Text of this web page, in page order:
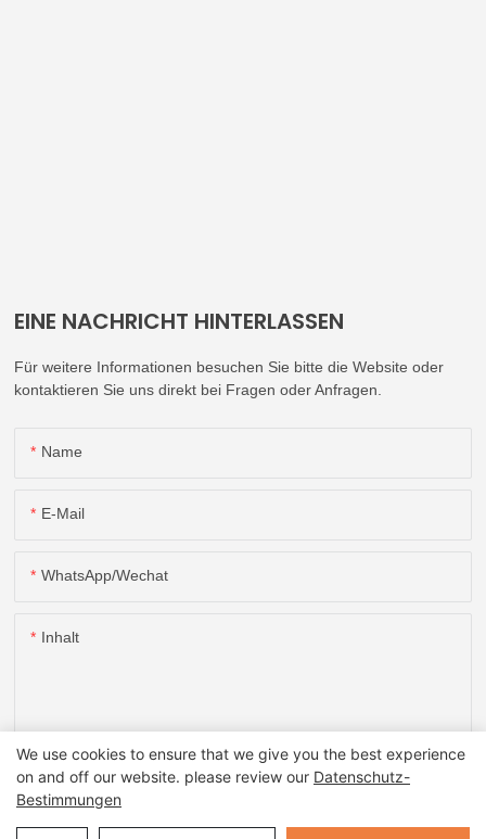
EINE NACHRICHT HINTERLASSEN
Für weitere Informationen besuchen Sie bitte die Website oder
kontaktieren Sie uns direkt bei Fragen oder Anfragen.
Name
E-Mail
WhatsApp/Wechat
Inhalt
SENDEN SIE JETZT ANFRAGE
We use cookies to ensure that we give you the best experience
on and off our website. please review our Datenschutz-
Bestimmungen